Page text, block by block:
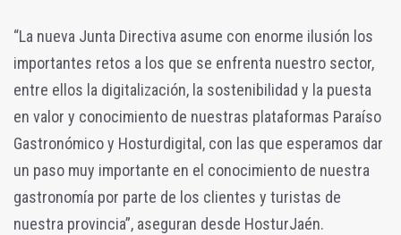
“La nueva Junta Directiva asume con enorme ilusión los
importantes retos a los que se enfrenta nuestro sector,
entre ellos la digitalización, la sostenibilidad y la puesta
en valor y conocimiento de nuestras plataformas Paraíso
Gastronómico y Hosturdigital, con las que esperamos dar
un paso muy importante en el conocimiento de nuestra
gastronomía por parte de los clientes y turistas de
nuestra provincia”, aseguran desde HosturJaén.